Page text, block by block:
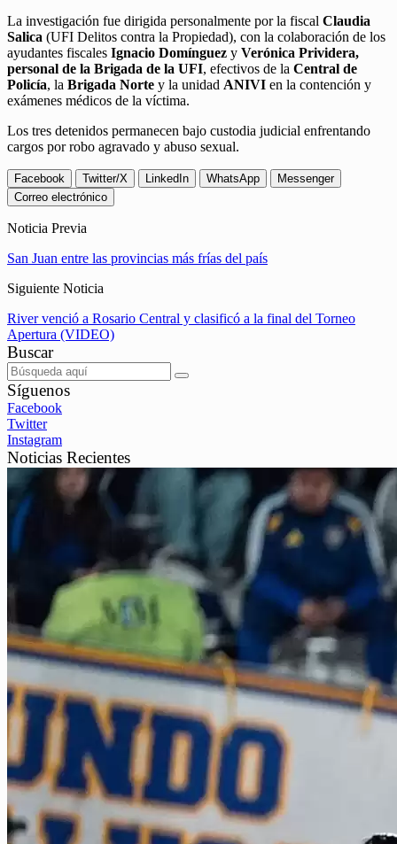
La investigación fue dirigida personalmente por la fiscal Claudia
Salica (UFI Delitos contra la Propiedad), con la colaboración de los
ayudantes fiscales Ignacio Domínguez y Verónica Prividera,
personal de la Brigada de la UFI, efectivos de la Central de
Policía, la Brigada Norte y la unidad ANIVI en la contención y
exámenes médicos de la víctima.
Los tres detenidos permanecen bajo custodia judicial enfrentando
cargos por robo agravado y abuso sexual.
Facebook Twitter/X LinkedIn WhatsApp
Messenger
Correo electrónico
Noticia Previa
San Juan entre las provincias más frías del país
Siguiente Noticia
River venció a Rosario Central y clasificó a la final del Torneo
Apertura (VIDEO)
Buscar
Síguenos
Facebook
Twitter
Instagram
Noticias Recientes